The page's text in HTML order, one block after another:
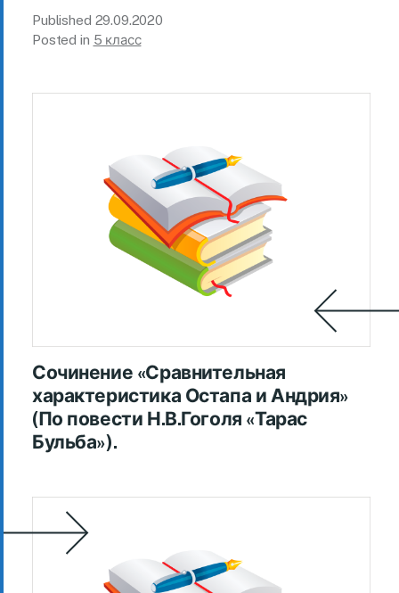
Published 29.09.2020
Posted in 5 класс
Сочинение «Сравнительная
характеристика Остапа и Андрия»
(По повести Н.В.Гоголя «Тарас
Бульба»).